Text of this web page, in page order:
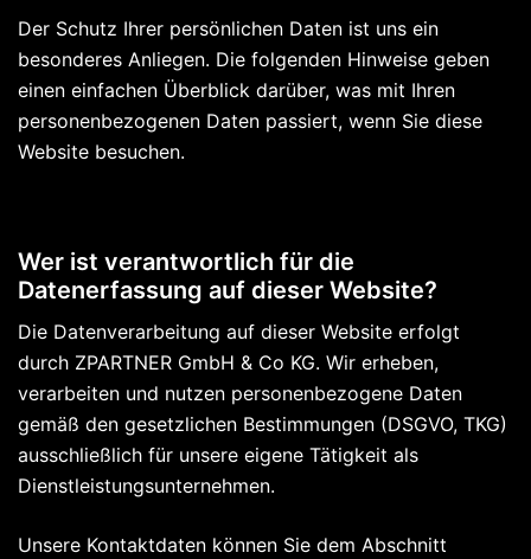
Der Schutz Ihrer persönlichen Daten ist uns ein
besonderes Anliegen. Die folgenden Hinweise geben
einen einfachen Überblick darüber, was mit Ihren
personenbezogenen Daten passiert, wenn Sie diese
Website besuchen.
Wer ist verantwortlich für die
Datenerfassung auf dieser Website?
Die Datenverarbeitung auf dieser Website erfolgt
durch ZPARTNER GmbH & Co KG. Wir erheben,
verarbeiten und nutzen personenbezogene Daten
gemäß den gesetzlichen Bestimmungen (DSGVO, TKG)
ausschließlich für unsere eigene Tätigkeit als
Dienstleistungsunternehmen.
Unsere Kontaktdaten können Sie dem Abschnitt